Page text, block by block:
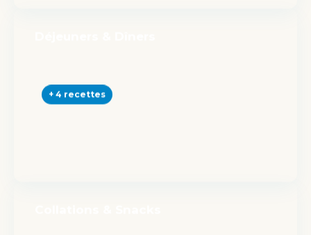
+ 4 recettes